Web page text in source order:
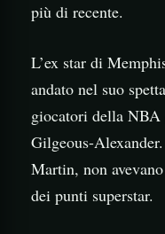
più di recente.
L’ex star di
andato nel suo
giocatori della NBA
Gilgeous-
Martin, non
dei punti superstar.